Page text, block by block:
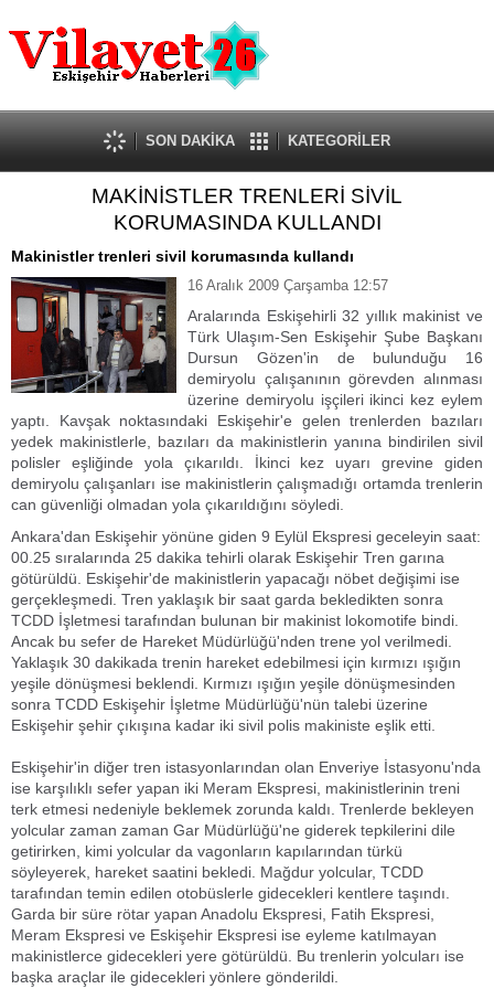
Güncel
Ekonomi
Politika
Eğitim
Spor
Kültür-Sanat
Röportaj
Tanıtım Yazısı
SON DAKİKA KATEGORİLER
MAKİNİSTLER TRENLERİ SİVİL
KORUMASINDA KULLANDI
Makinistler trenleri sivil korumasında kullandı
16 Aralık 2009 Çarşamba 12:57
Aralarında Eskişehirli 32 yıllık makinist ve
Türk Ulaşım-Sen Eskişehir Şube Başkanı
Dursun Gözen'in de bulunduğu 16
demiryolu çalışanının görevden alınması
üzerine demiryolu işçileri ikinci kez eylem
yaptı. Kavşak noktasındaki Eskişehir'e gelen trenlerden bazıları
yedek makinistlerle, bazıları da makinistlerin yanına bindirilen sivil
polisler eşliğinde yola çıkarıldı. İkinci kez uyarı grevine giden
demiryolu çalışanları ise makinistlerin çalışmadığı ortamda trenlerin
can güvenliği olmadan yola çıkarıldığını söyledi.
Ankara'dan Eskişehir yönüne giden 9 Eylül Ekspresi geceleyin saat:
00.25 sıralarında 25 dakika tehirli olarak Eskişehir Tren garına
götürüldü. Eskişehir'de makinistlerin yapacağı nöbet değişimi ise
gerçekleşmedi. Tren yaklaşık bir saat garda bekledikten sonra
TCDD İşletmesi tarafından bulunan bir makinist lokomotife bindi.
Ancak bu sefer de Hareket Müdürlüğü'nden trene yol verilmedi.
Yaklaşık 30 dakikada trenin hareket edebilmesi için kırmızı ışığın
yeşile dönüşmesi beklendi. Kırmızı ışığın yeşile dönüşmesinden
sonra TCDD Eskişehir İşletme Müdürlüğü'nün talebi üzerine
Eskişehir şehir çıkışına kadar iki sivil polis makiniste eşlik etti.
Eskişehir'in diğer tren istasyonlarından olan Enveriye İstasyonu'nda
ise karşılıklı sefer yapan iki Meram Ekspresi, makinistlerinin treni
terk etmesi nedeniyle beklemek zorunda kaldı. Trenlerde bekleyen
yolcular zaman zaman Gar Müdürlüğü'ne giderek tepkilerini dile
getirirken, kimi yolcular da vagonların kapılarından türkü
söyleyerek, hareket saatini bekledi. Mağdur yolcular, TCDD
tarafından temin edilen otobüslerle gidecekleri kentlere taşındı.
Garda bir süre rötar yapan Anadolu Ekspresi, Fatih Ekspresi,
Meram Ekspresi ve Eskişehir Ekspresi ise eyleme katılmayan
makinistlerce gidecekleri yere götürüldü. Bu trenlerin yolcuları ise
başka araçlar ile gidecekleri yönlere gönderildi.